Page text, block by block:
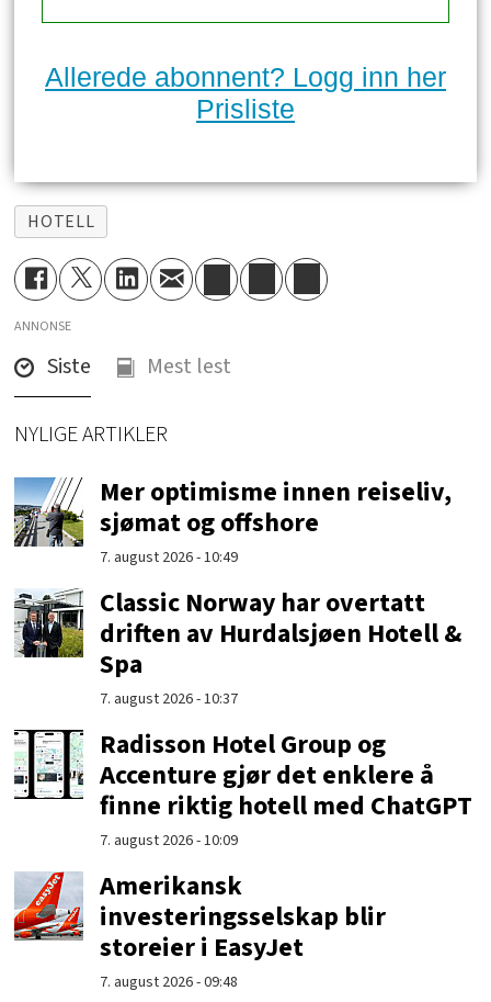
Allerede abonnent? Logg inn her
Prisliste
HOTELL
ANNONSE
Siste Mest lest
NYLIGE ARTIKLER
Mer optimisme innen reiseliv,
sjømat og offshore
7. august 2026 - 10:49
Classic Norway har overtatt
driften av Hurdalsjøen Hotell &
Spa
7. august 2026 - 10:37
Radisson Hotel Group og
Accenture gjør det enklere å
finne riktig hotell med ChatGPT
7. august 2026 - 10:09
Amerikansk
investeringsselskap blir
storeier i EasyJet
7. august 2026 - 09:48